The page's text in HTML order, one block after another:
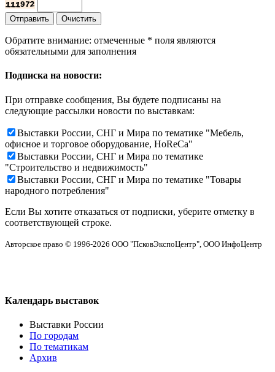
Обратите внимание: отмеченные * поля являются
обязательными для заполнения
Подписка на новости:
При отправке сообщения, Вы будете подписаны на
следующие рассылки новости по выставкам:
Выставки России, СНГ и Мира по тематике "Мебель,
офисное и торговое оборудование, HoReCa"
Выставки России, СНГ и Мира по тематике
"Строительство и недвижимость"
Выставки России, СНГ и Мира по тематике "Товары
народного потребления"
Если Вы хотите отказаться от подписки, уберите отметку в
соответствующей строке.
Авторское право © 1996-2026 ООО "ПсковЭкспоЦентр", ООО ИнфоЦентр
Календарь выставок
Выставки России
По городам
По тематикам
Архив